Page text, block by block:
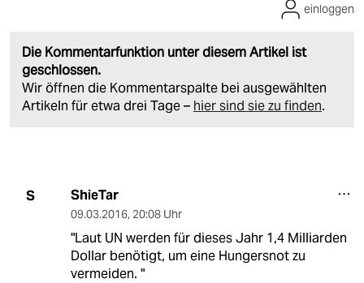
Die Kommentarfunktion unter diesem Artikel ist
geschlossen.
Wir öffnen die Kommentarspalte bei ausgewählten
Artikeln für etwa drei Tage – hier sind sie zu finden.
einloggen
S ShieTar
09.03.2016, 20:08 Uhr
"Laut UN werden für dieses Jahr 1,4 Milliarden
Dollar benötigt, um eine Hungersnot zu
vermeiden. "